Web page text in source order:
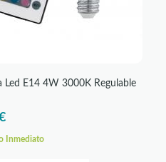
Led E14 4W 3000K Regulable
Inmediato